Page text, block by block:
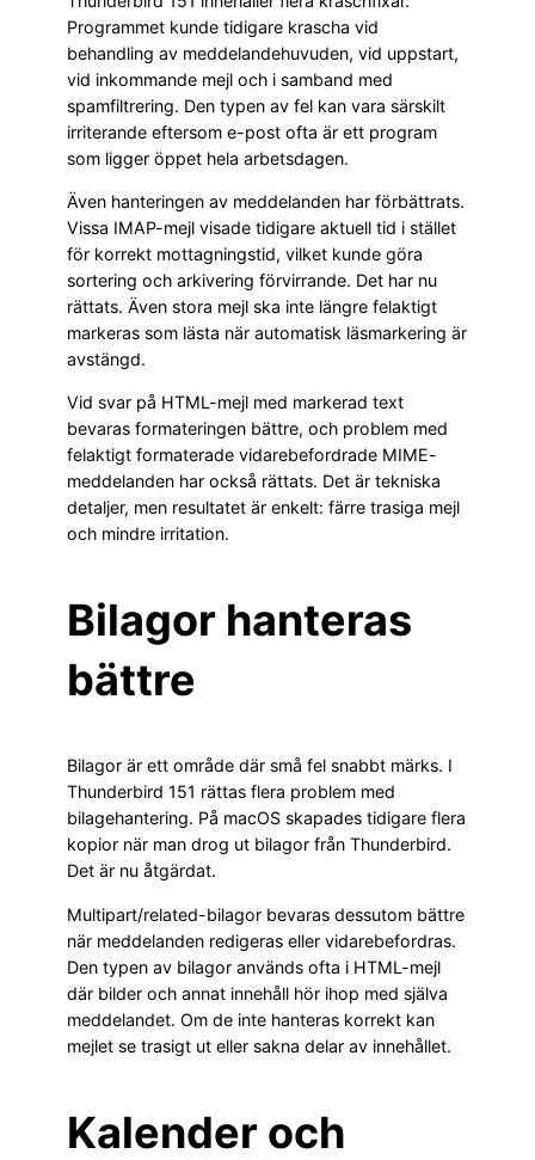
Programmet kunde tidigare krascha vid
behandling av meddelandehuvuden, vid uppstart,
vid inkommande mejl och i samband med
spamfiltrering. Den typen av fel kan vara särskilt
irriterande eftersom e-post ofta är ett program
som ligger öppet hela arbetsdagen.
Även hanteringen av meddelanden har förbättrats.
Vissa IMAP-mejl visade tidigare aktuell tid i stället
för korrekt mottagningstid, vilket kunde göra
sortering och arkivering förvirrande. Det har nu
rättats. Även stora mejl ska inte längre felaktigt
markeras som lästa när automatisk läsmarkering är
avstängd.
Vid svar på HTML-mejl med markerad text
bevaras formateringen bättre, och problem med
felaktigt formaterade vidarebefordrade MIME-
meddelanden har också rättats. Det är tekniska
detaljer, men resultatet är enkelt: färre trasiga mejl
och mindre irritation.
Bilagor hanteras
bättre
Bilagor är ett område där små fel snabbt märks. I
Thunderbird 151 rättas flera problem med
bilagehantering. På macOS skapades tidigare flera
kopior när man drog ut bilagor från Thunderbird.
Det är nu åtgärdat.
Multipart/related-bilagor bevaras dessutom bättre
när meddelanden redigeras eller vidarebefordras.
Den typen av bilagor används ofta i HTML-mejl
där bilder och annat innehåll hör ihop med själva
meddelandet. Om de inte hanteras korrekt kan
mejlet se trasigt ut eller sakna delar av innehållet.
Kalender och